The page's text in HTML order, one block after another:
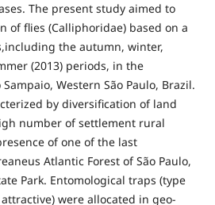
The present study aimed to
of flies (Calliphoridae) based on a
the autumn, winter,
(2013) periods, in the
Western São Paulo, Brazil.
by diversification of land
number of settlement rural
of one of the last
Atlantic Forest of São Paulo,
Park. Entomological traps (type
were allocated in geo-